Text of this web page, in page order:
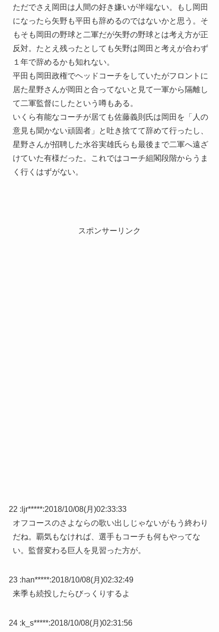
ただでさえ岡田は人間の好き嫌いが半端ない。もし岡田
になったら矢野も平田も辞めるのではないかと思う。そ
もそも岡田の野球と二軍だが矢野の野球とは考え方が正
反対。たとえ残ったとしても矢野は岡田と考えが合わず
１年で辞めるかも知れない。
平田も岡田政権でヘッドコーチをしていたがフロントに
居た星野さんが岡田と合ってないと見て一軍から隔離し
て二軍監督にしたという噂もある。
いくら有能なコーチが居ても佐藤義則氏は岡田を「人の
意見も聞かない頑固者」と吐き捨てて辞めて行ったし、
星野さんが招聘した水谷実雄氏らも最後まで二軍へ遠ざ
けていた有様だった。これではコーチ組閣段階からうま
く行くはずがない。
スポンサーリンク
22 : ljr*****:2018/10/08(月)02:33:33
オフコースのさよならの歌い出しじゃないがもう終わり
だね。覇気もなければ、選手もコーチも何もやってな
い。監督変わる巨人を見習った方が。
23 :han*****:2018/10/08(月)02:32:49
来季も続投したらびっくりするよ
24 :k_s*****:2018/10/08(月)02:31:56